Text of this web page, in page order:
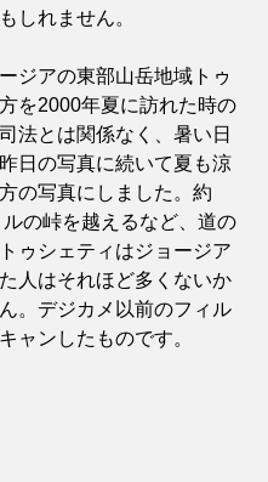
しれません。
ジアの東部山岳地域トゥ
を2000年夏に訪れた時の
法とは関係なく、暑い日
日の写真に続いて夏も涼
の写真にしました。約
の峠を越えるなど、道の
ゥシェティはジョージア
人はそれほど多くないか
。デジカメ以前のフィル
ャンしたものです。